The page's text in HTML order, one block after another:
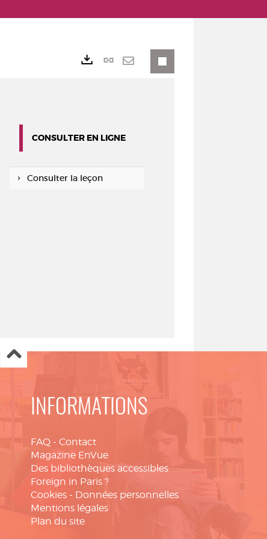
Lien
CONSULTER EN LIGNE
Consulter la leçon
INFORMATIONS
FAQ - Contact
Magazine EnVue
Des bibliothèques accessibles
Foreign in Paris ?
Cookies - Données personnelles
Mentions légales
Plan du site